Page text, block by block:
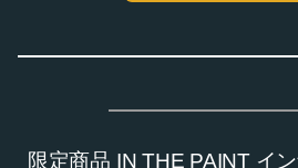
限定商品 IN THE PAINT イ